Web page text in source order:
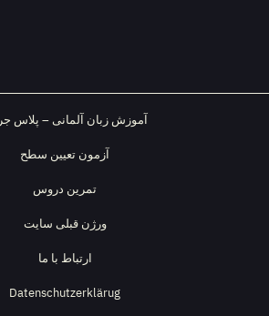
آموزش زبان آلمانی – پلاس جرمن
آزمون تعیین سطح
تمرین دروس
ورژن قبلی سایت
ارتباط با ما
Datenschutzerklärug